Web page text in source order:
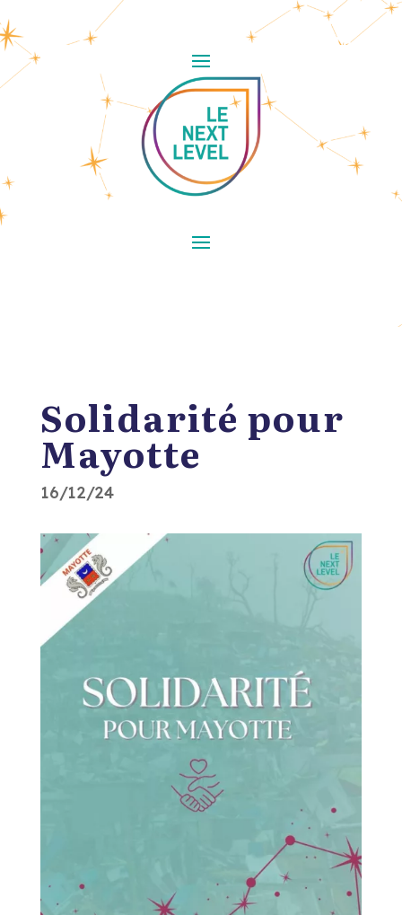
Solidarité pour
Mayotte
16/12/24